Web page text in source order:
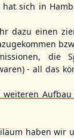
Box-Score
Israel
2026 - Group
sich in
dazu einen
die
- all das
weiteren
haben wir